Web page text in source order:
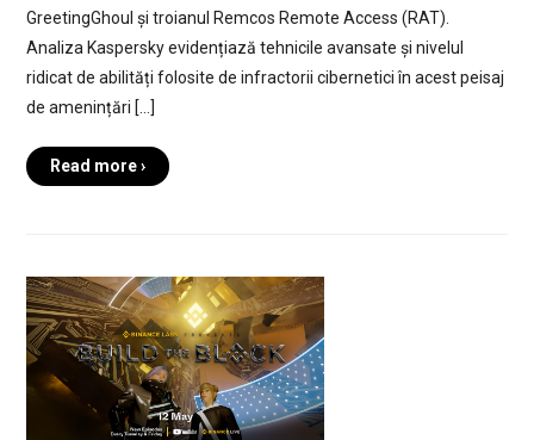
GreetingGhoul și troianul Remcos Remote Access (RAT).
Analiza Kaspersky evidențiază tehnicile avansate și nivelul
ridicat de abilități folosite de infractorii cibernetici în acest peisaj
de amenințări […]
Read more ›